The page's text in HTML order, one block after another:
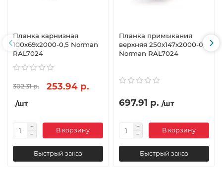
Планка карнизная
100х69х2000-0,5 Norman
RAL7024
302.31 р. 253.94 р.
/шт
В корзину
Быстрый заказ
Планка примыкания
верхняя 250х147х2000-0,5
Norman RAL7024
697.91 р. /шт
В корзину
Быстрый заказ